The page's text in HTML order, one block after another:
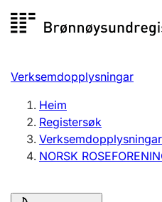
Registersøk
Aksjeselskap
Enkeltpersonføretak
Registrere, endre, slette
Verksemdopplysningar
Heim
Registersøk
Verksemdopplysningar
NORSK